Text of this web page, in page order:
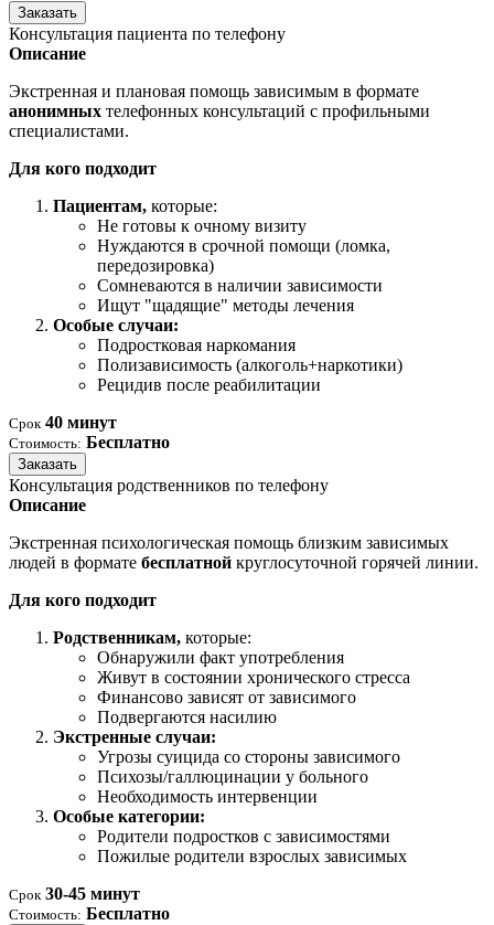
Заказать
Консультация пациента по телефону
Описание
Экстренная и плановая помощь зависимым в формате
анонимных телефонных консультаций с профильными
специалистами.
Для кого подходит
Пациентам, которые:
Не готовы к очному визиту
Нуждаются в срочной помощи (ломка,
передозировка)
Сомневаются в наличии зависимости
Ищут "щадящие" методы лечения
Особые случаи:
Подростковая наркомания
Полизависимость (алкоголь+наркотики)
Рецидив после реабилитации
Срок 40 минут
Стоимость: Бесплатно
Заказать
Консультация родственников по телефону
Описание
Экстренная психологическая помощь близким зависимых
людей в формате бесплатной круглосуточной горячей линии.
Для кого подходит
Родственникам, которые:
Обнаружили факт употребления
Живут в состоянии хронического стресса
Финансово зависят от зависимого
Подвергаются насилию
Экстренные случаи:
Угрозы суицида со стороны зависимого
Психозы/галлюцинации у больного
Необходимость интервенции
Особые категории:
Родители подростков с зависимостями
Пожилые родители взрослых зависимых
Срок 30-45 минут
Стоимость: Бесплатно